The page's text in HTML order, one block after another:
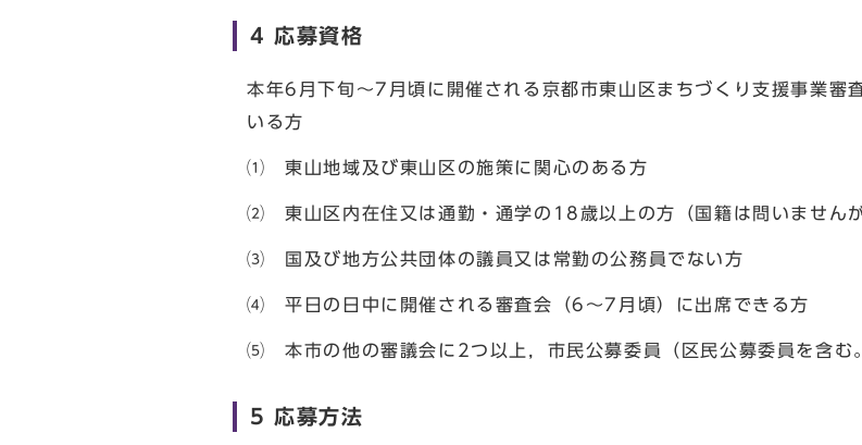
4 応募資格
本年6月下旬～7月頃に開催される京都市東山区まちづくり支援事業審
いる方
⑴ 東山地域及び東山区の施策に関心のある方
⑵ 東山区内在住又は通勤・通学の18歳以上の方（国籍は問いませんが
⑶ 国及び地方公共団体の議員又は常勤の公務員でない方
⑷ 平日の日中に開催される審査会（6～7月頃）に出席できる方
⑸ 本市の他の審議会に2つ以上，市民公募委員（区民公募委員を含む
5 応募方法